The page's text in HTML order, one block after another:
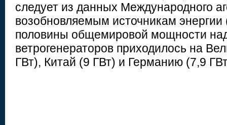
следует из данных Международного
возобновляемым источникам
половины общемировой мощности
ветрогенераторов приходилось на
ГВт), Китай (9 ГВт) и Германию (7,9